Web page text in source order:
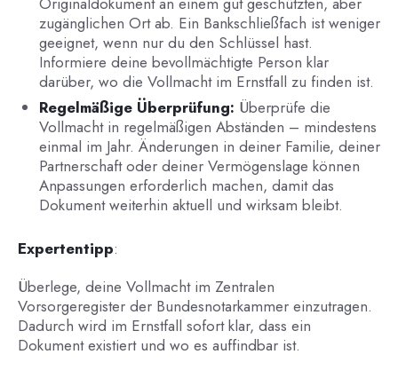
zugänglichen Ort ab. Ein Bankschließfach ist weniger
geeignet, wenn nur du den Schlüssel hast.
Informiere deine bevollmächtigte Person klar
darüber, wo die Vollmacht im Ernstfall zu finden ist.
Regelmäßige Überprüfung: Überprüfe die
Vollmacht in regelmäßigen Abständen – mindestens
einmal im Jahr. Änderungen in deiner Familie, deiner
Partnerschaft oder deiner Vermögenslage können
Anpassungen erforderlich machen, damit das
Dokument weiterhin aktuell und wirksam bleibt.
Expertentipp:
Überlege, deine Vollmacht im Zentralen
Vorsorgeregister der Bundesnotarkammer einzutragen.
Dadurch wird im Ernstfall sofort klar, dass ein
Dokument existiert und wo es auffindbar ist.